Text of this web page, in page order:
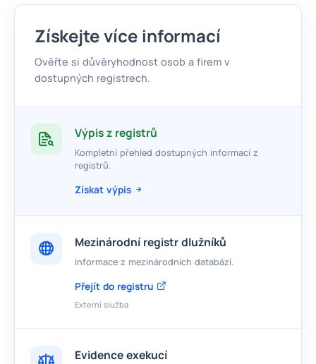
Získejte více informací
Ověřte si důvěryhodnost osob a firem v
dostupných registrech.
Výpis z registrů
Kompletní přehled dostupných informací z
registrů.
Získat výpis
Mezinárodní registr dlužníků
Informace z mezinárodních databází.
Přejít do registru
Externí služba
Evidence exekucí